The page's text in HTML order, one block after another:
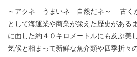
～アクネ うまいネ 自然だネ～ 古く
として海運業や商業が栄えた歴史がある
に面した約４０キロメートルにも及ぶ美
気候と相まって新鮮な魚介類や四季折々